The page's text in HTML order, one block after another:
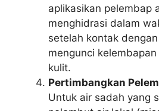
aplikasikan pelembap
menghidrasi dalam
setelah kontak
mengunci
kulit.
Pertimbangkan
Untuk air sadah yang